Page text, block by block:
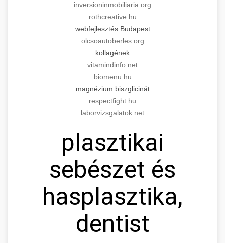
inversioninmobiliaria.org
rothcreative.hu
webfejlesztés Budapest
olcsoautoberles.org
kollagének
vitamindinfo.net
biomenu.hu
magnézium biszglicinát
respectfight.hu
laborvizsgalatok.net
plasztikai
sebészet és
hasplasztika,
dentist